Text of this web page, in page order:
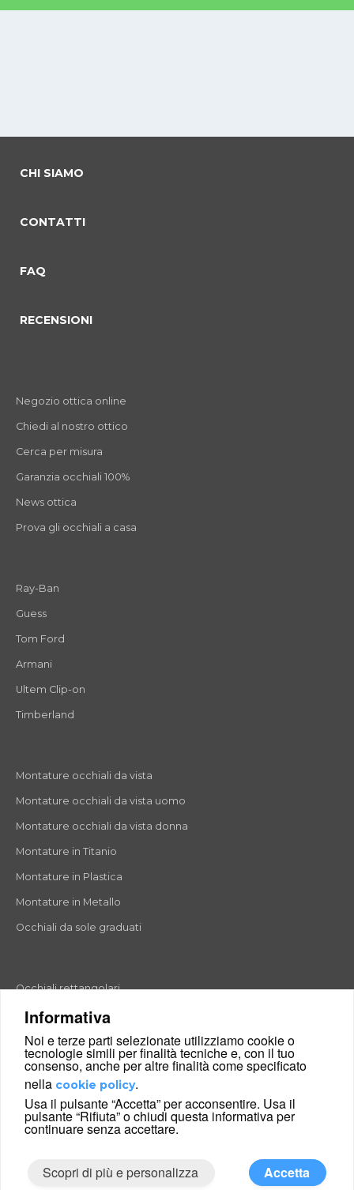
Informativa
Noi e terze parti selezionate utilizziamo cookie o
tecnologie simili per finalità tecniche e, con il tuo
consenso, anche per altre finalità come specificato
nella cookie policy.
Usa il pulsante “Accetta” per acconsentire. Usa il
pulsante “Rifiuta” o chiudi questa informativa per
continuare senza accettare.
Scopri di più e personalizza Accetta
CHI SIAMO
CONTATTI
FAQ
RECENSIONI
Negozio ottica online
Chiedi al nostro ottico
Cerca per misura
Garanzia occhiali 100%
News ottica
Prova gli occhiali a casa
Ray-Ban
Guess
Tom Ford
Armani
Ultem Clip-on
Timberland
Montature occhiali da vista
Montature occhiali da vista uomo
Montature occhiali da vista donna
Montature in Titanio
Montature in Plastica
Montature in Metallo
Occhiali da sole graduati
Occhiali rettangolari
Occhiali rotondi
Occhiali a goccia
Occhiali a farfalla
Occhiali esagonali
Occhiali cat-eyes